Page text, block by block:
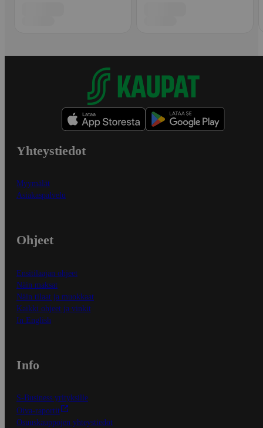
Yhteystiedot
Myymälät
Asiakaspalvelu
Ohjeet
Ensitilaajan ohjeet
Näin maksat
Näin tilaat ja muokkaat
Kaikki ohjeet ja vinkit
In English
Info
S-Business yrityksille
Oiva-raportit
Osuuskauppojen yhteystiedot